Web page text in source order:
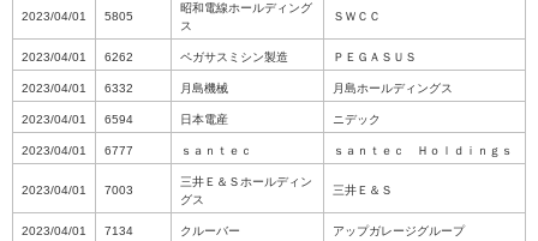
2023/04/01 5805
昭和電線ホールディング
ス
ＳＷＣＣ
2023/04/01 6262 ペガサスミシン製造 ＰＥＧＡＳＵＳ
2023/04/01 6332 月島機械 月島ホールディングス
2023/04/01 6594 日本電産 ニデック
2023/04/01 6777 ｓａｎｔｅｃ ｓａｎｔｅｃ Ｈｏｌｄｉｎｇｓ
2023/04/01 7003
三井Ｅ＆Ｓホールディン
グス
三井Ｅ＆Ｓ
2023/04/01 7134 クルーバー アップガレージグループ